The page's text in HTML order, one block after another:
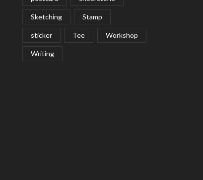
Sketching Stamp
sticker Tee Workshop
Writing